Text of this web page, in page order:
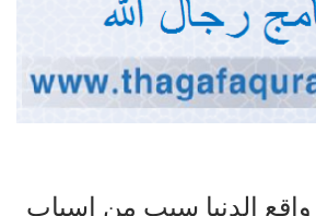
واقع الدنيا سبب من اسباب